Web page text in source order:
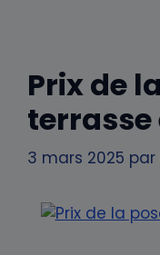
Prix de
terrasse
3 mars 2025 par